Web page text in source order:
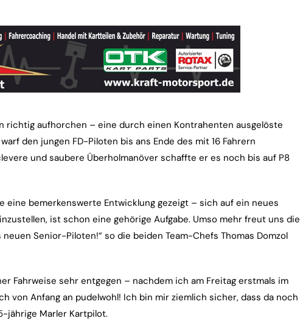
richtig aufhorchen – eine durch einen Kontrahenten ausgelöste
den jungen FD-Piloten bis ans Ende des mit 16 Fahrern
und saubere Überholmanöver schaffte er es noch bis auf P8
eine bemerkenswerte Entwicklung gezeigt – sich auf ein neues
ist schon eine gehörige Aufgabe. Umso mehr freut uns die
Senior-Piloten!“ so die beiden Team-Chefs Thomas Domzol
Fahrweise sehr entgegen – nachdem ich am Freitag erstmals im
von Anfang an pudelwohl! Ich bin mir ziemlich sicher, dass da noch
jährige Marler Kartpilot.